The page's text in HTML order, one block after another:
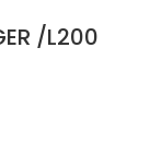
/L200